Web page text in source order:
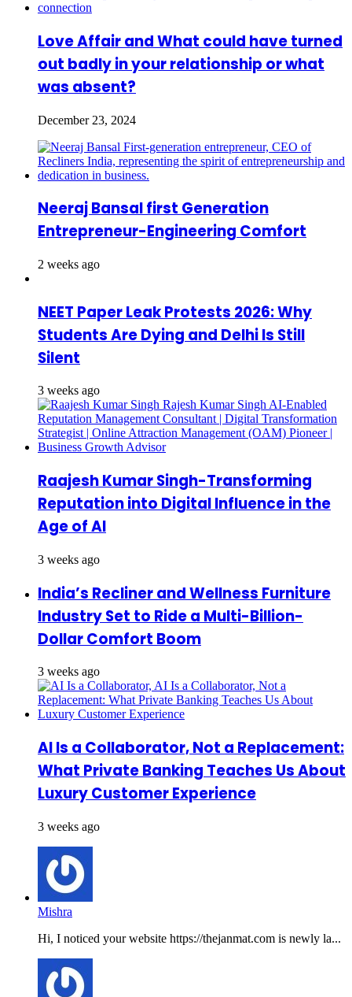
Love Affair and What could have turned
out badly in your relationship or what
was absent?
December 23, 2024
Neeraj Bansal first Generation
Entrepreneur-Engineering Comfort
2 weeks ago
NEET Paper Leak Protests 2026: Why
Students Are Dying and Delhi Is Still
Silent
3 weeks ago
Raajesh Kumar Singh-Transforming
Reputation into Digital Influence in the
Age of AI
3 weeks ago
India’s Recliner and Wellness Furniture
Industry Set to Ride a Multi-Billion-
Dollar Comfort Boom
3 weeks ago
AI Is a Collaborator, Not a Replacement:
What Private Banking Teaches Us About
Luxury Customer Experience
3 weeks ago
Mishra
Hi, I noticed your website https://thejanmat.com is newly la...